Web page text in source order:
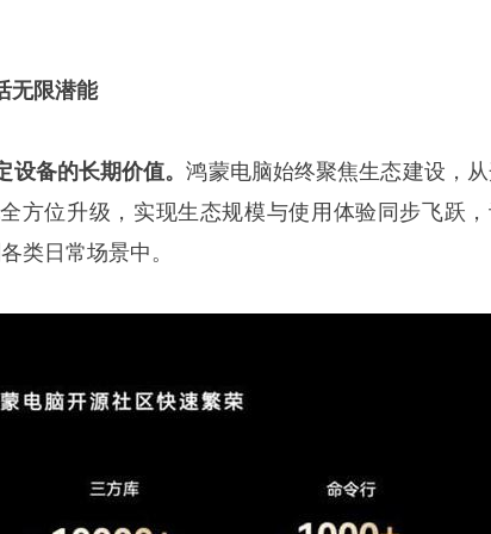
无限潜能
设备的长期价值。鸿蒙电脑始终聚焦生态建设，
方位升级，实现生态规模与使用体验同步飞跃
类日常场景中。